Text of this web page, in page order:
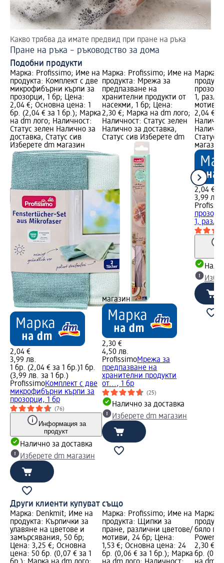
Какво трябва да имате предвид при пране на ръка
Пране на ръка – ръководство за дома
Подобни продукти
Марка: Profissimo; Име на
продукта: Комплект с две
микрофибърни кърпи за
прозорци, 1 бр; Цена:
2,04 €; Основна цена: 1
бр. (2,04 € за 1 бр.); Марка
на dm лого; Наличност:
Статус зелен Налично за
доставка, Статус сив
Изберете dm магазин
2,04 €
3,99 лв.
1 бр. (2,04 € за 1 бр.)1 бр.
(3,99 лв. за 1 бр.)
ProfissimoКомплект с две
микрофибърни кърпи за
прозорци, 1 бр
(76)
Информация за
продукт
Налично за доставка
Изберете dm магазин
Марка: Profissimo; Име на
продукта: Мрежа за
предпазване на
хранителни продукти от
насекми, 1 бр; Цена:
2,30 €; Марка на dm лого;
Наличност: Статус зелен
Налично за доставка,
Статус сив Изберете dm
магазин
2,30 €
4,50 лв.
ProfissimoМрежа за
предпазване на
хранителни продукти
от..., 1 бр
(25)
Налично за доставка
Изберете dm магазин
Марка:
1,
мотиви,
2,04 €;
Статус
магазин
2,04 €
3,99 лв.
1,
Други клиенти купуват също
Марка: Denkmit; Име на
продукта: Кърпички за
улавяне на цветове и
замърсявания, 50 бр;
Цена: 3,25 €; Основна
цена: 50 бр. (0,07 € за 1
Марка: Profissimo; Име на
продукта: Щипки за
пране, различни цветове/
мотиви, 24 бр; Цена:
1,53 €; Основна цена: 24
бр. (0,06 € за 1 бр.); Марка
Марка:
бяло
Power
2,30 €;
бр.